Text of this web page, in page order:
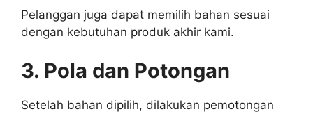
Pelanggan juga dapat memilih bahan sesuai
dengan kebutuhan produk akhir kami.
3. Pola dan Potongan
Setelah bahan dipilih, dilakukan pemotongan